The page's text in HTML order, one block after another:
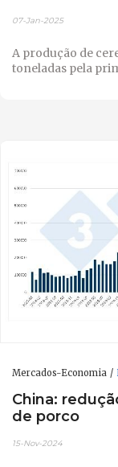
07-Jan-2025
A produção de
toneladas pela
Mercados-Economia
China:
de porco
15-Nov-2024